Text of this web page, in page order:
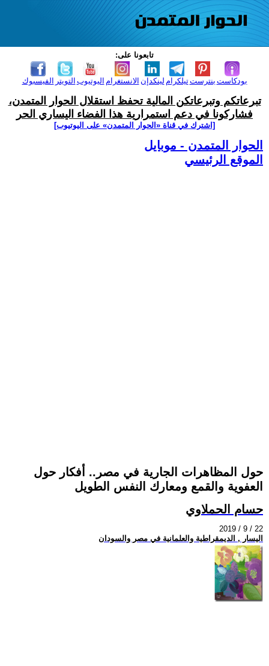
تابعونا على:
الفيسبوك التويتر اليوتيوب الانستغرام لينكدإن تيلكرامبنترست بودكاست
تبرعاتكم وتبرعاتكن المالية تحفظ استقلال الحوار المتمدن،
فشاركونا في دعم استمرارية هذا الفضاء اليساري الحر
[اشترك في قناة ‫«الحوار المتمدن» على اليوتيوب]
الحوار المتمدن - موبايل
الموقع الرئيسي
حول المظاهرات الجارية في مصر.. أفكار حول
العفوية والقمع ومعارك النفس الطويل
حسام الحملاوي
2019 / 9 / 22
اليسار , الديمقراطية والعلمانية في مصر والسودان